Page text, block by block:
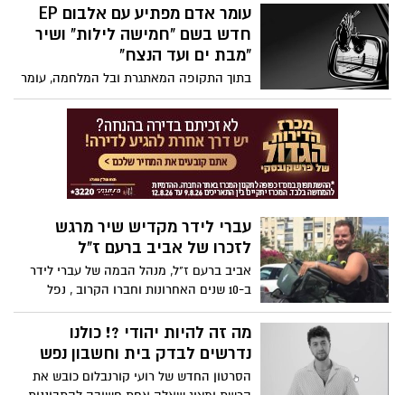
הנצח", "אקדח", "כסף או דמעות", "לילות
וקללות" ו"רק שלך".אדם שיתף פעולה עם
יוצרים מוערכים, בניהם אושר כהן, גיל ווין וג'ו
כהן, טל קסטיאל, משה בן אברהם ואופק
יקותיאל, רז קופרמן ועדן אטד, עומרי דהן
ואלירן אליהו ועוד.
עומר אדם מפתיע עם אלבום EP
חדש בשם "חמישה לילות" ושיר
"מבת ים ועד הנצח"
בתוך התקופה המאתגרת ובל המלחמה, עומר
אדם מוציא אלבום EP בשם "חמישה לילות",
עם חמישה שירים חדשים: "מבת ים ועד
הנצח", "אקדח", "כסף או דמעות", "לילות
וקללות" ו"רק שלך".אדם שיתף פעולה עם
יוצרים מוערכים, בניהם אושר כהן, גיל ווין וג'ו
כהן, טל קסטיאל, משה בן אברהם ואופק
ואלירן אליהו ועוד.
עברי לידר מקדיש שיר מרגש
לזכרו של אביב ברעם ז"ל
אביב ברעם ז"ל, מנהל הבמה של עברי לידר
ב-10 שנים האחרונות וחברו הקרוב , נפל
בקרב גיבורים בהגנה על ביתו בכפר עזה ב- 7
באוקטובר . אביב אמור היה לחגוג את יום
הולדתו בסוף השבוע הקרוב . לזכרו, להנצחתו
ומתוך השבר הגדול כתב לידר את השיר
"אביב" . " אביב שום דבר לא פורח , אני רוצה
מה זה להיות יהודי ?! כולנו
נדרשים לבדק בית וחשבון נפש
הסרטון החדש של רועי קורנבלום כובש את